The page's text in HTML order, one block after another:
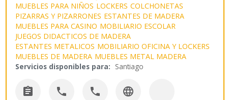
MUEBLES PARA NIÑOS LOCKERS COLCHONETAS
PIZARRAS Y PIZARRONES ESTANTES DE MADERA
MUEBLES PARA CASINO MOBILIARIO ESCOLAR
JUEGOS DIDACTICOS DE MADERA
ESTANTES METALICOS MOBILIARIO OFICINA Y LOCKERS
MUEBLES DE MADERA MUEBLES METAL MADERA
Servicios disponibles para: Santiago
   